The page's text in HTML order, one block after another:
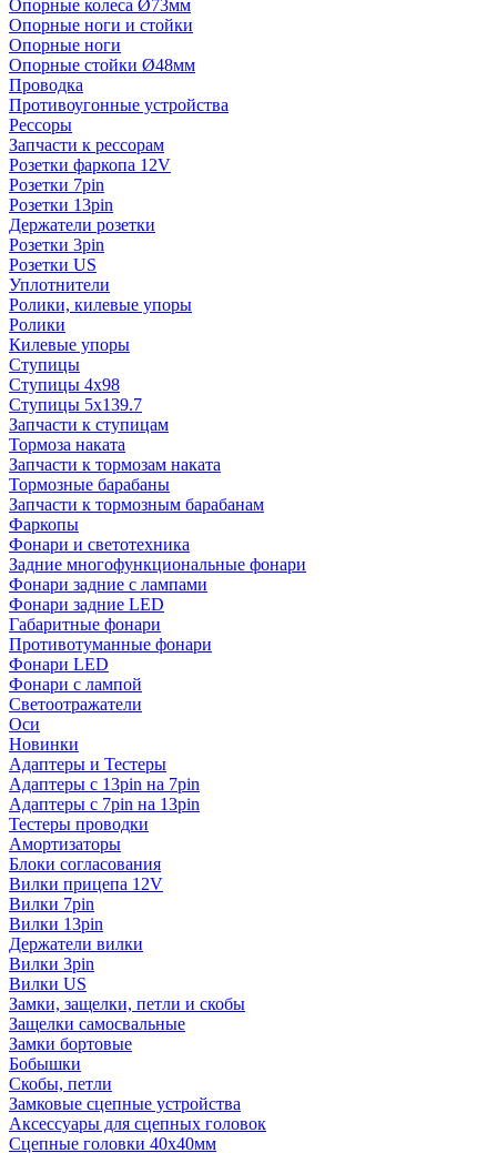
Опорные колеса Ø73мм
Опорные ноги и стойки
Опорные ноги
Опорные стойки Ø48мм
Проводка
Противоугонные устройства
Рессоры
Запчасти к рессорам
Розетки фаркопа 12V
Розетки 7pin
Розетки 13pin
Держатели розетки
Розетки 3pin
Розетки US
Уплотнители
Ролики, килевые упоры
Ролики
Килевые упоры
Ступицы
Ступицы 4x98
Ступицы 5x139.7
Запчасти к ступицам
Тормоза наката
Запчасти к тормозам наката
Тормозные барабаны
Запчасти к тормозным барабанам
Фаркопы
Фонари и светотехника
Задние многофункциональные фонари
Фонари задние с лампами
Фонари задние LED
Габаритные фонари
Противотуманные фонари
Фонари LED
Фонари с лампой
Светоотражатели
Оси
Новинки
Адаптеры и Тестеры
Адаптеры с 13pin на 7pin
Адаптеры с 7pin на 13pin
Тестеры проводки
Амортизаторы
Блоки согласования
Вилки прицепа 12V
Вилки 7pin
Вилки 13pin
Держатели вилки
Вилки 3pin
Вилки US
Замки, защелки, петли и скобы
Защелки самосвальные
Замки бортовые
Бобышки
Скобы, петли
Замковые сцепные устройства
Аксессуары для сцепных головок
Сцепные головки 40x40мм